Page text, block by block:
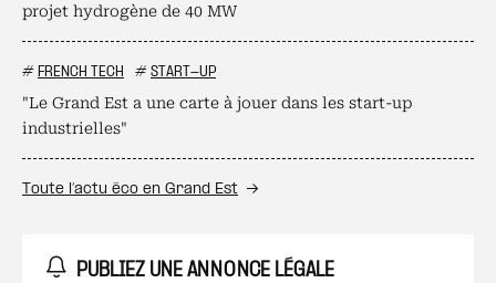
projet hydrogène de 40 MW
# FRENCH TECH # START-UP
"Le Grand Est a une carte à jouer dans les start-up
industrielles"
Toute l’actu éco en Grand Est
PUBLIEZ UNE ANNONCE LÉGALE